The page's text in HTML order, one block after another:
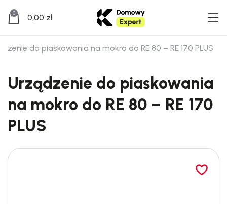
0 0,00 zł
do piaskowania na mokro do RE 80 – RE 170 PLUS
Urządzenie do piaskowania
na mokro do RE 80 – RE 170
PLUS